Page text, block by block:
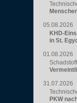
05.08.2026
KHD-
in St.
01.08.2026
31.07.2026
PKW